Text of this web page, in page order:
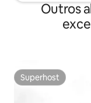
Outros
Superhost
Superhost